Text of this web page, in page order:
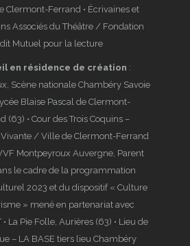
Clermont-Ferrand • Écrivaines et
Associés du Théâtre / Fondation
Mutuel pour la lecture
en résidence de création :
Scène nationale Chambéry Savoie
Blaise Pascal de Clermont-
(63) • Cour des Trois Coquins –
Vivante / Ville de Clermont-Ferrand
Montpeyroux Auvergne, Parent
le cadre de la programmation
2023 et du dispositif « Culture
» mené en partenariat avec
• La Pie Folle, Aurières (63) • Lieu de
– LA BASE tiers lieu Chambéry